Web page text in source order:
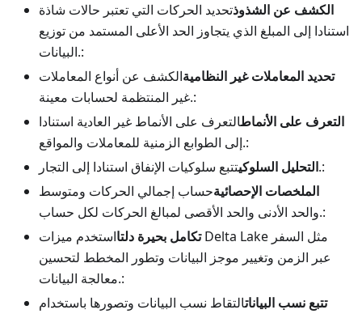
الكشف عن الشذوذتحديد الحركات التي تعتبر حالات شاذة
استنادا إلى المبلغ الذي يتجاوز الحد الأعلى المستمد من توزيع
البيانات.:
تحديد المعاملات غير النظاميةالكشف عن أنواع المعاملات
غير المنتظمة لحسابات معينة.:
التعرف على الأنماطالتعرف على الأنماط غير العادية استنادا
إلى الطوابع الزمنية للمعاملات والمواقع.:
التحليل السلوكيتتبع سلوكيات الإنفاق استنادا إلى التجار.:
الملخصات الإحصائيةحساب إجمالي الحركات ومتوسط
والحد الأدنى والحد الأقصى لمبالغ الحركات لكل حساب.:
تكامل بحيرة دلتااستخدم ميزات Delta Lake مثل السفر
عبر الزمن وتغيير موجز البيانات وتطور المخطط لتحسين
معالجة البيانات.:
تتبع نسب البياناتالتقاط نسب البيانات وتصورها باستخدام